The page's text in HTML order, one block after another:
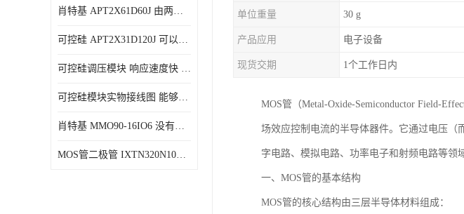
肖特基 APT2X61D60J 由两个半导体材料组成
可控硅 APT2X31D120J 可以提供稳定的电压输出
可控硅调压模块 响应速度快 可控性强
可控硅模块实物接线图 能够减少能量损耗 响应速度快
肖特基 MMO90-16IO6 没有机械移动部件
MOS管二极管 IXTN320N10T 由两个半导体材料组成
单位重量 30 g
产品应用 电子设备
现货交期 1个工作日内
MOS管（Metal-Oxide-Semiconductor Field-
场效应控制电流的半导体器件。它通过电压（
字电路、模拟电路、功率电子和射频电路等领
一、MOS管的基本结构
MOS管的核心结构由三层半导体材料组成：